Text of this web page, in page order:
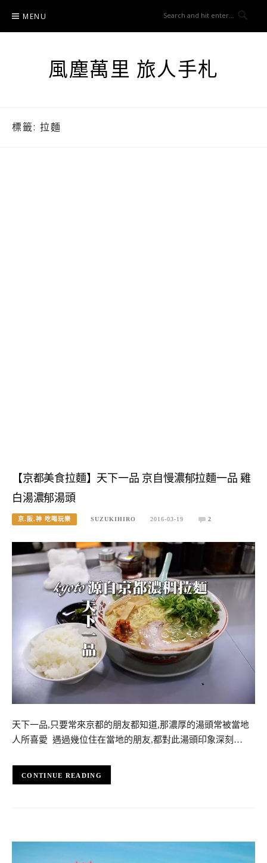
content
MENU
風塵萬里 旅人手札
標籤: 拉麵
【京都美食拉麵】天下一品 京自慢濃郁拉麵一品 雞
白湯濃郁湯頭
京.阪.神 吃喝玩樂 SUZUKIHIRO 2016-03-19 2
天下一品,只要常來京都的朋友都知道,那濃厚的湯頭常被當地
人所喜愛 遇過幾位住在當地的朋友,都對此湯頭印象深刻…
CONTINUE READING